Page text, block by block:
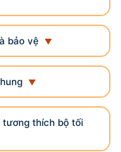
bảo vệ
tương thích bộ tối